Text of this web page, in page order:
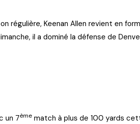
régulière, Keenan Allen revient en
il a dominé la défense de
un 7ème match à plus de 100 yards